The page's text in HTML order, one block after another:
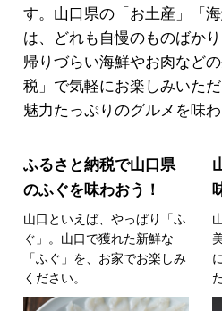
す。山口県の「お土産」「
は、どれも自慢のものばか
帰りづらい海鮮やお肉など
税」で気軽にお楽しみいた
魅力たっぷりのグルメを味
ふるさと納税で山口県
のふぐを味わおう！
山口といえば、やっぱり「ふ
ぐ」。山口で獲れた新鮮な
「ふぐ」を、お家でお楽しみ
ください。